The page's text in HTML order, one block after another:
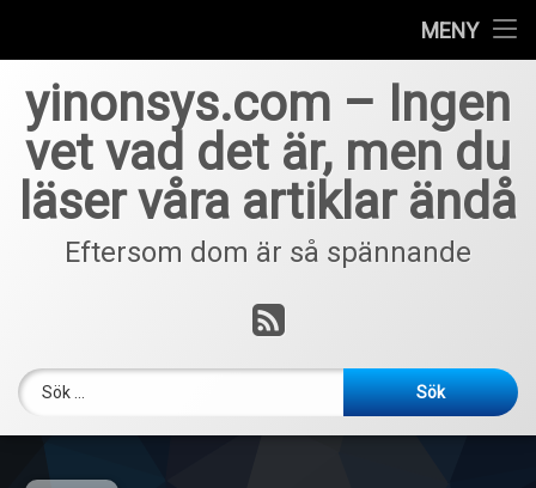
MENY
innehåll
yinonsys.com – Ingen
vet vad det är, men du
läser våra artiklar ändå
Eftersom dom är så spännande
RSS